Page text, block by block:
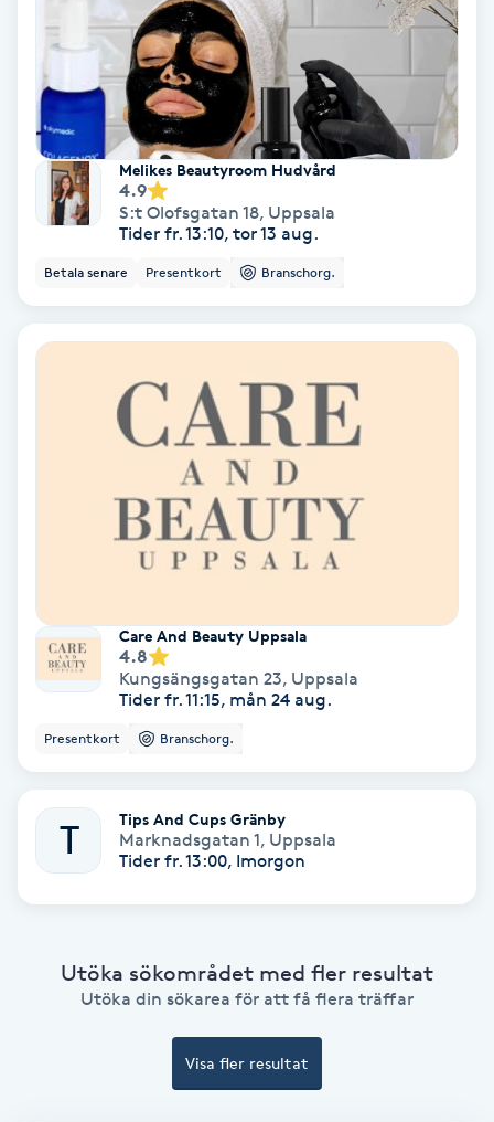
Nageltrång
Nagelvård
Naglar borttagning
NBE-massage
Olaplexbehandling
Ombre brows
Ombre naglar
Optiker
Ortobionomi
Melikes Beautyroom Hudvård
4.9
S:t Olofsgatan 18, Uppsala
Tider fr. 13:10, tor 13 aug.
Betala senare Presentkort Branschorg.
Care And Beauty Uppsala
4.8
Kungsängsgatan 23, Uppsala
Tider fr. 11:15, mån 24 aug.
Presentkort Branschorg.
T Tips And Cups Gränby
Marknadsgatan 1, Uppsala
Tider fr. 13:00, Imorgon
Utöka sökområdet med fler resultat
Utöka din sökarea för att få flera träffar
Visa fler resultat